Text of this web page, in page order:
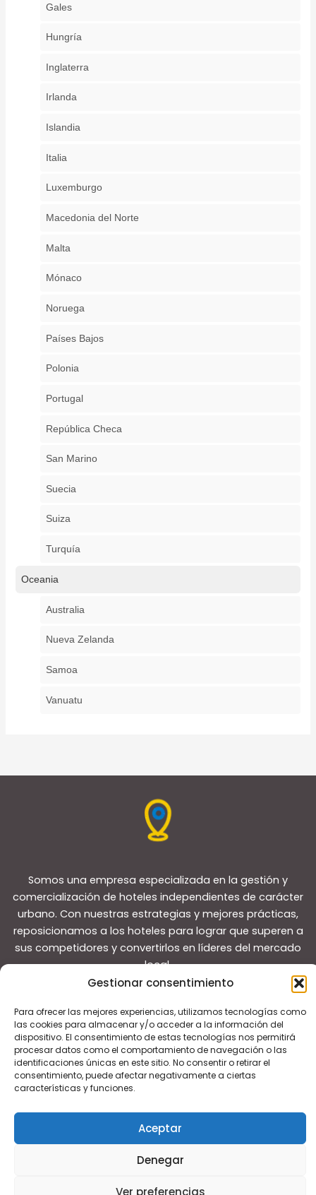
Gestionar consentimiento
Para ofrecer las mejores experiencias, utilizamos tecnologías como
las cookies para almacenar y/o acceder a la información del
dispositivo. El consentimiento de estas tecnologías nos permitirá
procesar datos como el comportamiento de navegación o las
identificaciones únicas en este sitio. No consentir o retirar el
consentimiento, puede afectar negativamente a ciertas
características y funciones.
Aceptar
Denegar
Ver preferencias
Gales
Hungría
Inglaterra
Irlanda
Islandia
Italia
Luxemburgo
Macedonia del Norte
Malta
Mónaco
Noruega
Países Bajos
Polonia
Portugal
República Checa
San Marino
Suecia
Suiza
Turquía
Oceania
Australia
Nueva Zelanda
Samoa
Vanuatu
Somos una empresa especializada en la gestión y
comercialización de hoteles independientes de carácter
urbano. Con nuestras estrategias y mejores prácticas,
reposicionamos a los hoteles para lograr que superen a
sus competidores y convertirlos en líderes del mercado
local.
Copyright © 2026 Guías de viaje